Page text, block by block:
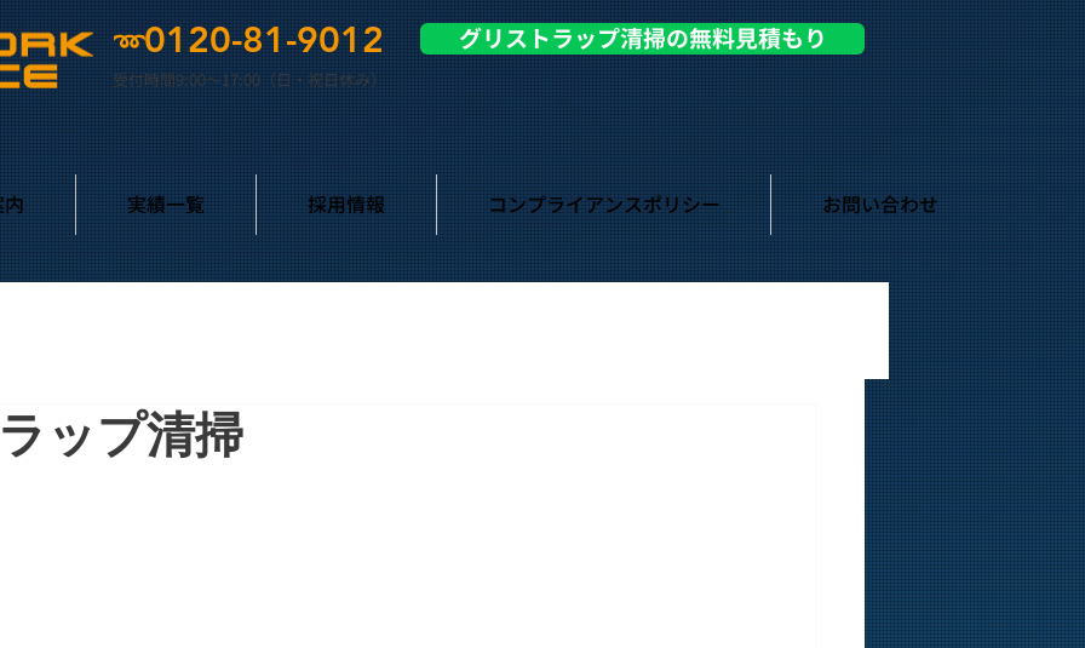
➿0120-81-9012
受付時間9:00〜17:00（日・祝日休み）
グリストラップ清掃の無料見積もり
実績一覧 採用情報 コンプライアンスポリシー お問い合わせ
ップ清掃